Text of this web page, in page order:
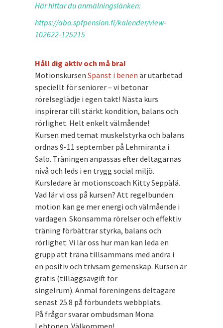
Här hittar du anmälningslänken:
https://abo.spfpension.fi/kalender/view-
102622-125215
Håll dig aktiv och må bra!
Motionskursen Spänst i benen är utarbetad
speciellt för seniorer – vi betonar
rörelseglädje i egen takt! Nästa kurs
inspirerar till stärkt kondition, balans och
rörlighet. Helt enkelt välmående!
Kursen med temat muskelstyrka och balans
ordnas 9-11 september på Lehmiranta i
Salo. Träningen anpassas efter deltagarnas
nivå och leds i en trygg social miljö.
Kursledare är motionscoach Kitty Seppälä.
Vad lär vi oss på kursen? Att regelbunden
motion kan ge mer energi och välmående i
vardagen. Skonsamma rörelser och effektiv
träning förbättrar styrka, balans och
rörlighet. Vi lär oss hur man kan leda en
grupp att träna tillsammans med andra i
en positiv och trivsam gemenskap. Kursen är
gratis (tilläggsavgift för
singelrum). Anmäl föreningens deltagare
senast 25.8 på förbundets webbplats.
På frågor svarar ombudsman Mona
Lehtonen. Välkommen!